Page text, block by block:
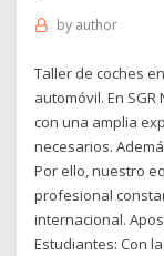
by author
Taller de coches
automóvil. En
con una amplia
necesarios.
Por ello, nuestro
profesional
internacional.
Estudiantes: Con